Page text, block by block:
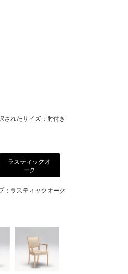
されたサイズ：肘付き
ラスティックオ
ーク
：ラスティックオーク